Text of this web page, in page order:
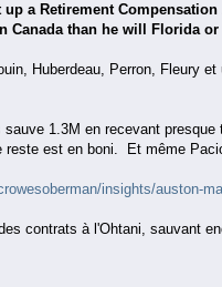
up a Retirement
Canada than he will Florida or
Huberdeau, Perron, Fleury
sauve 1.3M en recevant
reste est en boni. Et même
insights/auston-
contrats à l'Ohtani, sauvant